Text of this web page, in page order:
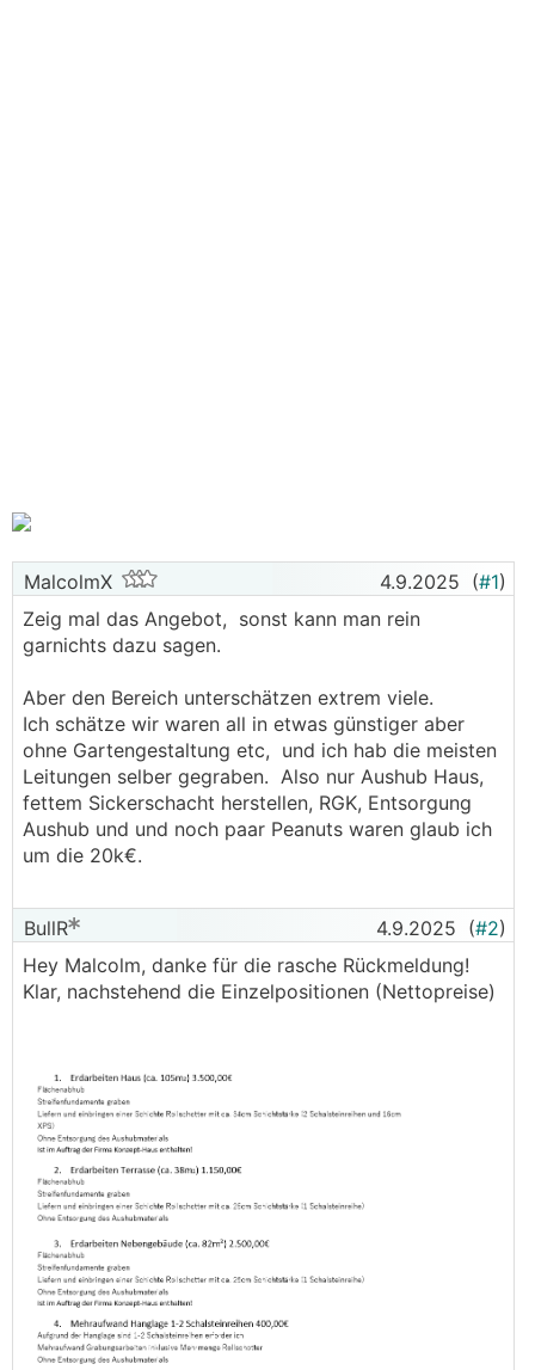
MalcolmX 4.9.2025 (#1)
Zeig mal das Angebot, sonst kann man rein
garnichts dazu sagen.
Aber den Bereich unterschätzen extrem viele.
Ich schätze wir waren all in etwas günstiger aber
ohne Gartengestaltung etc, und ich hab die meisten
Leitungen selber gegraben. Also nur Aushub Haus,
fettem Sickerschacht herstellen, RGK, Entsorgung
Aushub und und noch paar Peanuts waren glaub ich
um die 20k€.
BullR 4.9.2025 (#2)
Hey Malcolm, danke für die rasche Rückmeldung!
Klar, nachstehend die Einzelpositionen (Nettopreise)